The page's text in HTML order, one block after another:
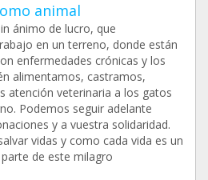
animal
ánimo de lucro, que
en un terreno, donde están
enfermedades crónicas y los
alimentamos, castramos,
atención veterinaria a los gatos
Podemos seguir adelante
y a vuestra solidaridad.
vidas y como cada vida es un
de este milagro